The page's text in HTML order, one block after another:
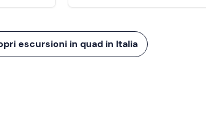
escursioni in quad in Italia